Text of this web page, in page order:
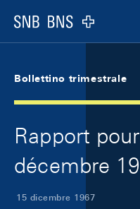
Logo
Bollettino trimestrale
Rapport
décembre
15 dicembre 1967